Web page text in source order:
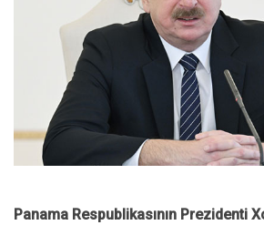
Panama Respublikasının Prezidenti